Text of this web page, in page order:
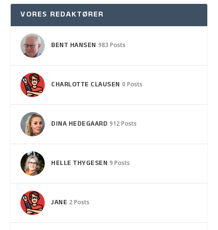
VORES REDAKTØRER
BENT HANSEN 983 Posts
CHARLOTTE CLAUSEN 0 Posts
DINA HEDEGAARD 912 Posts
HELLE THYGESEN 9 Posts
JANE 2 Posts